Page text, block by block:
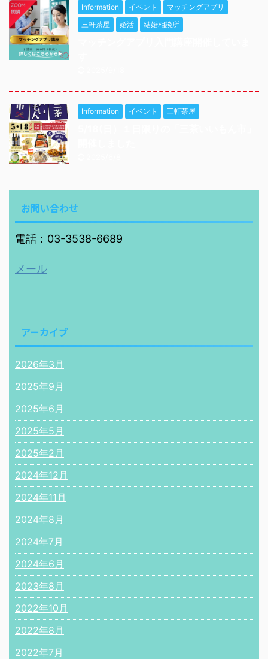
Information イベント
マッチングアプリ
三軒茶屋
婚活 結婚相談所
Information イベント 三軒茶屋
お問い合わせ
電話：03-3538-6689
メール
アーカイブ
2026年3月
2025年9月
2025年6月
2025年5月
2025年2月
2024年12月
2024年11月
2024年8月
2024年7月
2024年6月
2023年8月
2022年10月
2022年8月
2022年7月